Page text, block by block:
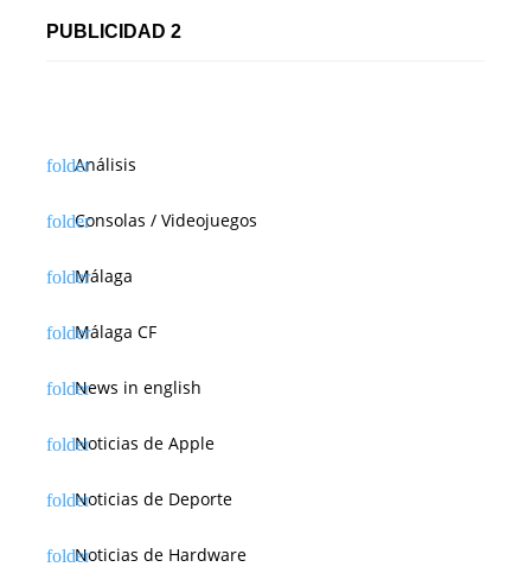
PUBLICIDAD 2
Análisis
Consolas / Videojuegos
Málaga
Málaga CF
News in english
Noticias de Apple
Noticias de Deporte
Noticias de Hardware